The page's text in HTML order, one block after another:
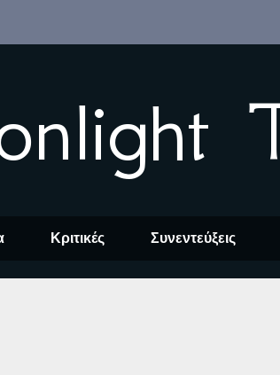
Κριτικές Συνεντεύξεις